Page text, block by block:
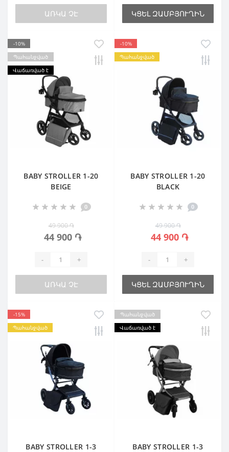
ԱՌԿԱ ՉԷ ԿՑԵԼ ԶԱՄԲՅՈՒՂԻՆ
-10%
Պահանջված
Վաճառված է
BABY STROLLER 1-20
BEIGE
0
49 900 ֏
44 900 ֏
- +
ԱՌԿԱ ՉԷ
-10%
Պահանջված
BABY STROLLER 1-20
BLACK
0
49 900 ֏
44 900 ֏
- +
ԿՑԵԼ ԶԱՄԲՅՈՒՂԻՆ
-15%
Պահանջված
BABY STROLLER 1-3
Պահանջված
Վաճառված է
BABY STROLLER 1-3